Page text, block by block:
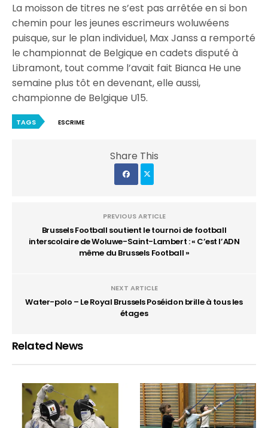
La moisson de titres ne s’est pas arrêtée en si bon
chemin pour les jeunes escrimeurs woluwéens
puisque, sur le plan individuel, Max Janss a remporté
le championnat de Belgique en cadets disputé à
Libramont, tout comme l’avait fait Bianca He une
semaine plus tôt en devenant, elle aussi,
championne de Belgique U15.
TAGS ESCRIME
Share This
PREVIOUS ARTICLE
Brussels Football soutient le tournoi de football
interscolaire de Woluwe-Saint-Lambert : « C’est l’ADN
même du Brussels Football »
NEXT ARTICLE
Water-polo – Le Royal Brussels Poséidon brille à tous les
étages
Related News